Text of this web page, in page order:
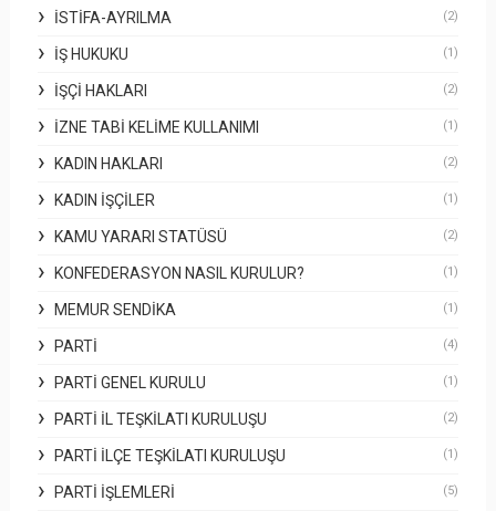
İSTIFA-AYRILMA (2)
İŞ HUKUKU (1)
İŞÇI HAKLARI (2)
İZNE TABI KELIME KULLANIMI (1)
KADIN HAKLARI (2)
KADIN İŞÇILER (1)
KAMU YARARI STATÜSÜ (2)
KONFEDERASYON NASIL KURULUR? (1)
MEMUR SENDIKA (1)
PARTI (4)
PARTI GENEL KURULU (1)
PARTI İL TEŞKILATI KURULUŞU (2)
PARTI İLÇE TEŞKILATI KURULUŞU (1)
PARTI İŞLEMLERI (5)